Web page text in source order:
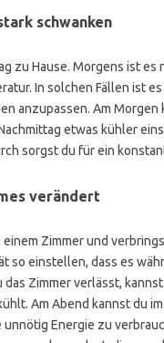
schwanken
zu Hause. Morgens ist es
In solchen Fällen ist
anzupassen. Am Morgen
etwas kühler
sorgst du für ein
verändert
Zimmer und
so einstellen, dass es
Zimmer verlässt,
Am Abend kannst du
Energie zu